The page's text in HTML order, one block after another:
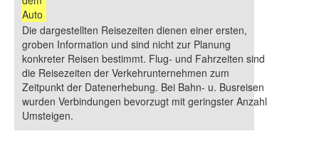
Die dargestellten Reisezeiten dienen einer ersten,
groben Information und sind nicht zur Planung
konkreter Reisen bestimmt. Flug- und Fahrzeiten sind
die Reisezeiten der Verkehrunternehmen zum
Zeitpunkt der Datenerhebung. Bei Bahn- u. Busreisen
wurden Verbindungen bevorzugt mit geringster Anzahl
Umsteigen.